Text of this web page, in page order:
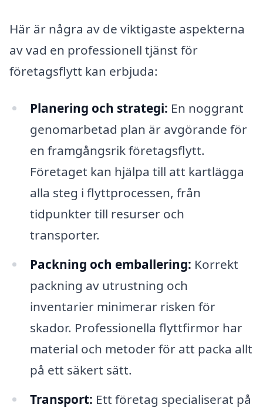
Här är några av de viktigaste aspekterna
av vad en professionell tjänst för
företagsflytt kan erbjuda:
Planering och strategi: En noggrant
genomarbetad plan är avgörande för
en framgångsrik företagsflytt.
Företaget kan hjälpa till att kartlägga
alla steg i flyttprocessen, från
tidpunkter till resurser och
transporter.
Packning och emballering: Korrekt
packning av utrustning och
inventarier minimerar risken för
skador. Professionella flyttfirmor har
material och metoder för att packa allt
på ett säkert sätt.
Transport: Ett företag specialiserat på